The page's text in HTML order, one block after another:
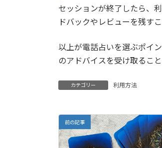
セッションが終了したら、
ドバックやレビューを残すこ
以上が電話占いを選ぶポイ
のアドバイスを受け取るこ
カテゴリー 利用方法
前の記事